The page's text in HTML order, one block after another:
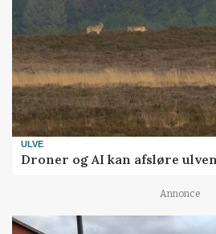
ULVE
Droner og AI kan afsløre
Annonce